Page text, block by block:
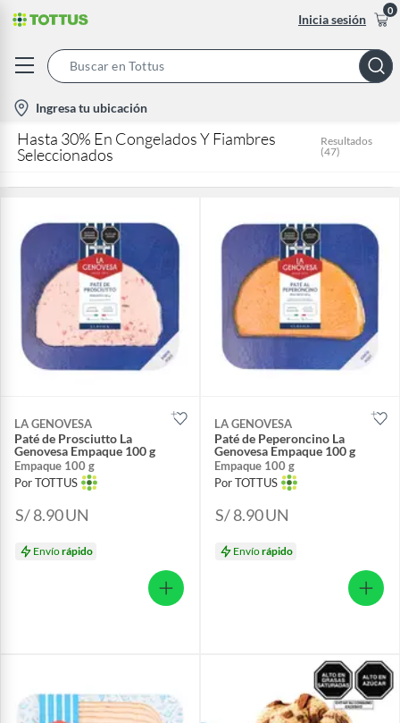
Inicia sesión
0
Bar
location-
icon
Ingresa tu ubicación
Hasta 30% En Congelados Y Fiambres
Seleccionados
Resultados
(47)
LA GENOVESA
Paté de Prosciutto La
Genovesa Empaque 100 g
Empaque 100 g
Por TOTTUS
S/ 8.90UN
Envíorápido
LA GENOVESA
Paté de Peperoncino La
Genovesa Empaque 100 g
Empaque 100 g
Por TOTTUS
S/ 8.90UN
Envíorápido